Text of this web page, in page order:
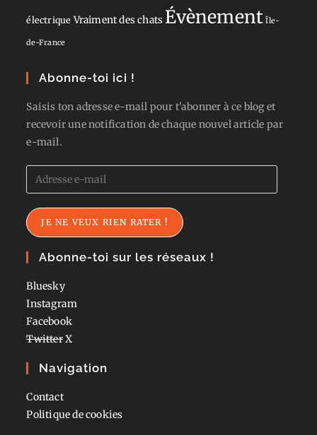
électrique Vraiment des chats Évènement Île-
de-France
Abonne-toi ici !
Saisis ton adresse e-mail pour t'abonner à ce blog et
recevoir une notification de chaque nouvel article par
e-mail.
Adresse
e-
mail
JE NE VEUX RIEN RATER !
Abonne-toi sur les réseaux !
Bluesky
Instagram
Facebook
TwitterX
Navigation
Contact
Politique de cookies